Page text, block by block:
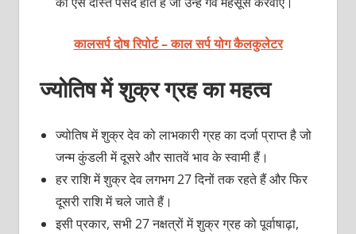
कालसर्प दोष रिपोर्ट – काल सर्प योग कैलकुलेटर
ज्योतिष में शुक्र ग्रह का महत्व
ज्योतिष में शुक्र देव को लाभकारी ग्रह का दर्जा प्राप्त है जो
जन्म कुंडली में दूसरे और सातवें भाव के स्वामी हैं।
हर राशि में शुक्र देव लगभग 27 दिनों तक रहते हैं और फिर
दूसरी राशि में चले जाते हैं।
इसी प्रकार, सभी 27 नक्षत्रों में शुक्र ग्रह को पूर्वाषाढ़ा,